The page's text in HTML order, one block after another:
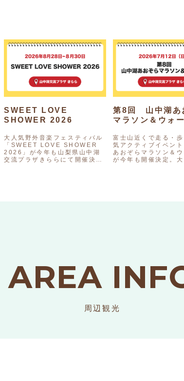
SWEET LOVE
SHOWER 2026
大人気野外音楽フェスティバル
「SWEET LOVE SHOWER
2026」が今年も山梨県山中湖
交流プラザきららにて開催決
第8回 山中湖あ
マラソン＆ウォ
富士山近くで走る・歩
気アクティブイベン
あおぞらマラソン＆ウ
が今年も開催決定。
AREA
周辺観光